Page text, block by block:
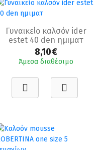
Γυναικείο καλσόν ider
estet 40 den ημιματ
8,10€
Άμεσα διαθέσιμο